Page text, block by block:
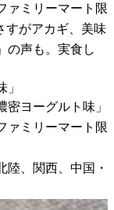
ァミリーマート限
すがアカギ、美味
の声も。実食し
ヨーグルト味」
ァミリーマート限
陸、関西、中国・